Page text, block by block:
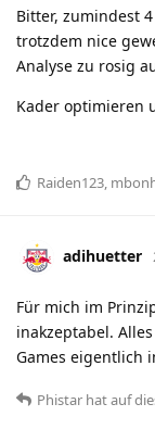
Bitter, zumindest
trotzdem nice
Analyse zu rosig
Kader optimieren
Raiden123,
adihuetter
Für mich im
inakzeptabel.
Games eigentlich
Phistar hatauf